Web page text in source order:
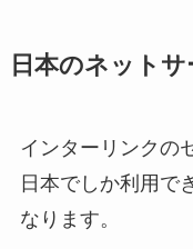
日本のネットサ
インターリンクの
日本でしか利用で
なります。